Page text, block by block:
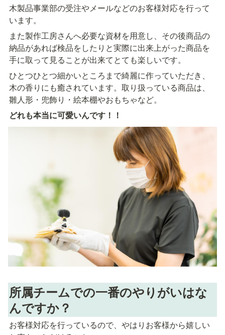
木製品事業部の受注やメールなどのお客様対応を行って
います。
また製作工房さんへ必要な資材を用意し、その後商品の
納品があれば検品をしたりと実際に出来上がった商品を
手に取って見ることが出来てとても楽しいです。
ひとつひとつ細かいところまで綺麗に作っていただき、
木の香りにも癒されています。取り扱っている商品は、
雛人形・兜飾り・絵本棚やおもちゃなど。
どれも本当に可愛いんです！！
所属チームでの一番のやりがいはな
んですか？
お客様対応を行っているので、やはりお客様から嬉しい